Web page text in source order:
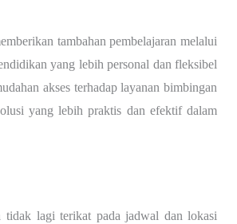
tambahan pembelajaran melalui
yang lebih personal dan fleksibel
akses terhadap layanan bimbingan
yang lebih praktis dan efektif dalam
lagi terikat pada jadwal dan lokasi